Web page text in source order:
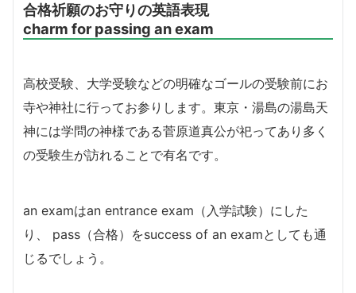
合格祈願のお守りの英語表現
charm for passing an exam
高校受験、大学受験などの明確なゴールの受験前にお
寺や神社に行ってお参りします。東京・湯島の湯島天
神には学問の神様である菅原道真公が祀ってあり多く
の受験生が訪れることで有名です。
an examはan entrance exam（入学試験）にした
り、 pass（合格）をsuccess of an examとしても通
じるでしょう。